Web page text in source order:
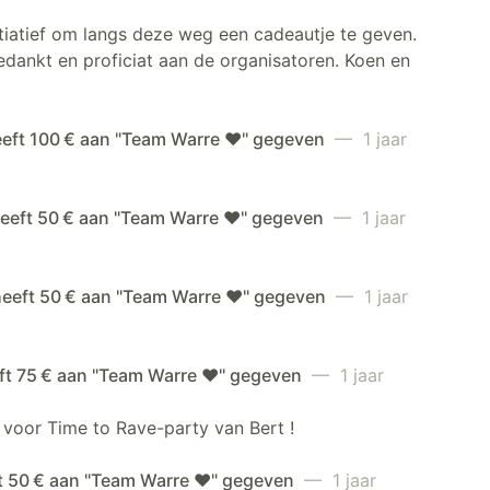
om langs deze weg een cadeautje te geven.
en proficiat aan de organisatoren. Koen en
100 € aan "Team Warre ❤️" gegeven — 1 jaar
50 € aan "Team Warre ❤️" gegeven — 1 jaar
50 € aan "Team Warre ❤️" gegeven — 1 jaar
75 € aan "Team Warre ❤️" gegeven — 1 jaar
Time to Rave-party van Bert !
50 € aan "Team Warre ❤️" gegeven — 1 jaar